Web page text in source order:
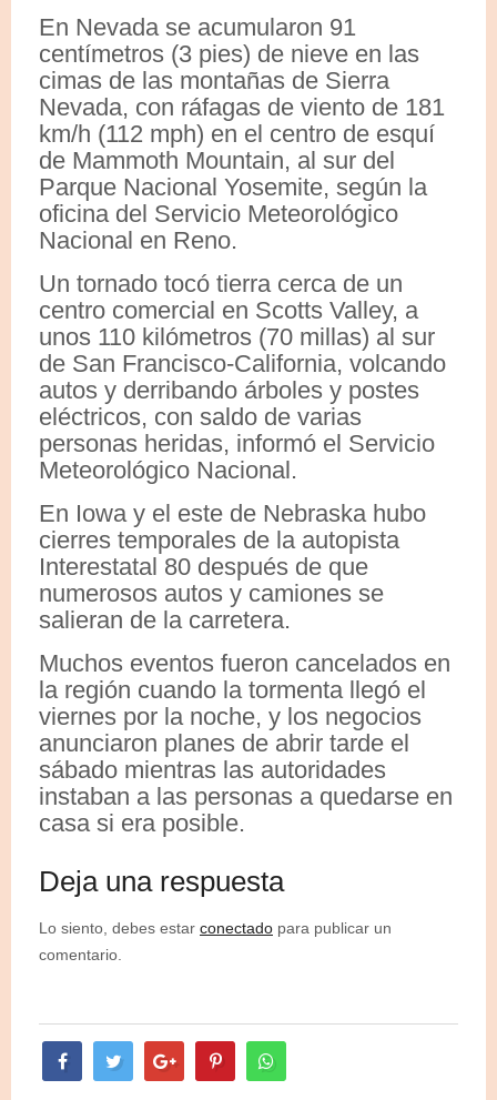
En Nevada se acumularon 91
centímetros (3 pies) de nieve en las
cimas de las montañas de Sierra
Nevada, con ráfagas de viento de 181
km/h (112 mph) en el centro de esquí
de Mammoth Mountain, al sur del
Parque Nacional Yosemite, según la
oficina del Servicio Meteorológico
Nacional en Reno.
Un tornado tocó tierra cerca de un
centro comercial en Scotts Valley, a
unos 110 kilómetros (70 millas) al sur
de San Francisco-California, volcando
autos y derribando árboles y postes
eléctricos, con saldo de varias
personas heridas, informó el Servicio
Meteorológico Nacional.
En Iowa y el este de Nebraska hubo
cierres temporales de la autopista
Interestatal 80 después de que
numerosos autos y camiones se
salieran de la carretera.
Muchos eventos fueron cancelados en
la región cuando la tormenta llegó el
viernes por la noche, y los negocios
anunciaron planes de abrir tarde el
sábado mientras las autoridades
instaban a las personas a quedarse en
casa si era posible.
Deja una respuesta
Lo siento, debes estar conectado para publicar un
comentario.